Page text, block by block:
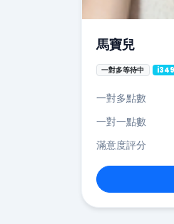
馬寶兒
一對多等待中 i349
一對多點數
一對一點數
滿意度評分